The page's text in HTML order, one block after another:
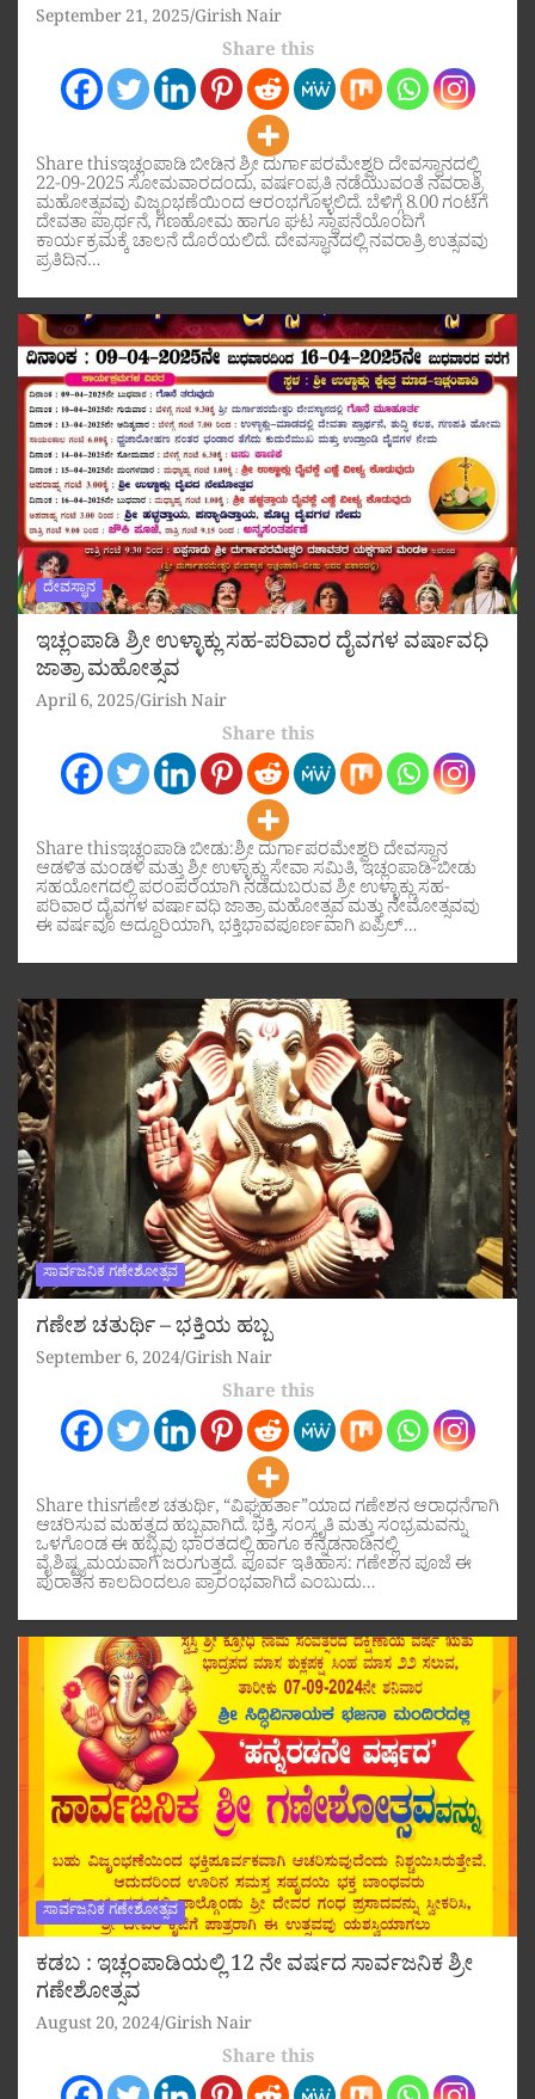
September 21, 2025 Girish Nair
Share this
Share thisಇಚ್ಲಂಪಾಡಿ ಬೀಡಿನ ಶ್ರೀ ದುರ್ಗಾಪರಮೇಶ್ವರಿ ದೇವಸ್ಥಾನದಲ್ಲಿ
22-09-2025 ಸೋಮವಾರದಂದು, ವರ್ಷಂಪ್ರತಿ ನಡೆಯುವಂತೆ ನವರಾತ್ರಿ
ಮಹೋತ್ಸವವು ವಿಜೃಂಭಣೆಯಿಂದ ಆರಂಭಗೊಳ್ಳಲಿದೆ. ಬೆಳಿಗ್ಗೆ 8.00 ಗಂಟೆಗೆ
ದೇವತಾ ಪ್ರಾರ್ಥನೆ, ಗಣಹೋಮ ಹಾಗೂ ಘಟ ಸ್ಥಾಪನೆಯೊಂದಿಗೆ
ಕಾರ್ಯಕ್ರಮಕ್ಕೆ ಚಾಲನೆ ದೊರೆಯಲಿದೆ. ದೇವಸ್ಥಾನದಲ್ಲಿ ನವರಾತ್ರಿ ಉತ್ಸವವು
ಪ್ರತಿದಿನ…
ದೇವಸ್ಥಾನ
ಇಚ್ಲಂಪಾಡಿ ಶ್ರೀ ಉಳ್ಳಾಕ್ಲು ಸಹ-ಪರಿವಾರ ದೈವಗಳ ವರ್ಷಾವಧಿ
ಜಾತ್ರಾ ಮಹೋತ್ಸವ
April 6, 2025 Girish Nair
Share this
Share thisಇಚ್ಲಂಪಾಡಿ ಬೀಡು:ಶ್ರೀ ದುರ್ಗಾಪರಮೇಶ್ವರಿ ದೇವಸ್ಥಾನ
ಆಡಳಿತ ಮಂಡಳಿ ಮತ್ತು ಶ್ರೀ ಉಳ್ಳಾಕ್ಲು ಸೇವಾ ಸಮಿತಿ, ಇಚ್ಲಂಪಾಡಿ-ಬೀಡು
ಸಹಯೋಗದಲ್ಲಿ ಪರಂಪರೆಯಾಗಿ ನಡೆದುಬರುವ ಶ್ರೀ ಉಳ್ಳಾಕ್ಲು ಸಹ-
ಪರಿವಾರ ದೈವಗಳ ವರ್ಷಾವಧಿ ಜಾತ್ರಾ ಮಹೋತ್ಸವ ಮತ್ತು ನೇಮೋತ್ಸವವು
ಈ ವರ್ಷವೂ ಅದ್ದೂರಿಯಾಗಿ, ಭಕ್ತಿಭಾವಪೂರ್ಣವಾಗಿ ಏಪ್ರಿಲ್…
ಸಾರ್ವಜನಿಕ ಗಣೇಶೋತ್ಸವ
ಗಣೇಶ ಚತುರ್ಥಿ – ಭಕ್ತಿಯ ಹಬ್ಬ
September 6, 2024 Girish Nair
Share this
Share thisಗಣೇಶ ಚತುರ್ಥಿ, “ವಿಘ್ನಹರ್ತಾ”ಯಾದ ಗಣೇಶನ ಆರಾಧನೆಗಾಗಿ
ಆಚರಿಸುವ ಮಹತ್ವದ ಹಬ್ಬವಾಗಿದೆ. ಭಕ್ತಿ, ಸಂಸ್ಕೃತಿ ಮತ್ತು ಸಂಭ್ರಮವನ್ನು
ಒಳಗೊಂಡ ಈ ಹಬ್ಬವು ಭಾರತದಲ್ಲಿ ಹಾಗೂ ಕನ್ನಡನಾಡಿನಲ್ಲಿ
ವೈಶಿಷ್ಟ್ಯಮಯವಾಗಿ ಜರುಗುತ್ತದೆ. ಪೂರ್ವ ಇತಿಹಾಸ: ಗಣೇಶನ ಪೂಜೆ ಈ
ಪುರಾತನ ಕಾಲದಿಂದಲೂ ಪ್ರಾರಂಭವಾಗಿದೆ ಎಂಬುದು…
ಸಾರ್ವಜನಿಕ ಗಣೇಶೋತ್ಸವ
ಕಡಬ : ಇಚ್ಲಂಪಾಡಿಯಲ್ಲಿ 12 ನೇ ವರ್ಷದ ಸಾರ್ವಜನಿಕ ಶ್ರೀ
ಗಣೇಶೋತ್ಸವ
August 20, 2024 Girish Nair
Share this